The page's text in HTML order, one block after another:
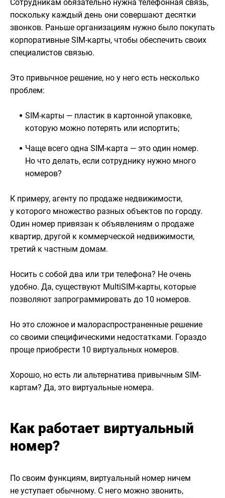
Сотрудникам обязательно нужна телефонная связь,
поскольку каждый день они совершают десятки
звонков. Раньше организациям нужно было покупать
корпоративные SIM-карты, чтобы обеспечить своих
специалистов связью.
Это привычное решение, но у него есть несколько
проблем:
SIM-карты — пластик в картонной упаковке,
которую можно потерять или испортить;
Чаще всего одна SIM-карта — это один номер.
Но что делать, если сотруднику нужно много
номеров?
К примеру, агенту по продаже недвижимости,
у которого множество разных объектов по городу.
Один номер привязан к объявлениям о продаже
квартир, другой к коммерческой недвижимости,
третий к частным домам.
Носить с собой два или три телефона? Не очень
удобно. Да, существуют MultiSIM-карты, которые
позволяют запрограммировать до 10 номеров.
Но это сложное и малораспространенные решение
со своими специфическими недостатками. Гораздо
проще приобрести 10 виртуальных номеров.
Хорошо, но есть ли альтернатива привычным SIM-
картам? Да, это виртуальные номера.
Как работает виртуальный
номер?
По своим функциям, виртуальный номер ничем
не уступает обычному. С него можно звонить,